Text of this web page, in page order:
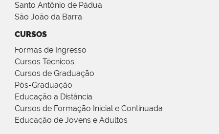
Santo Antônio de Pádua
São João da Barra
CURSOS
Formas de Ingresso
Cursos Técnicos
Cursos de Graduação
Pós-Graduação
Educação a Distância
Cursos de Formação Inicial e Continuada
Educação de Jovens e Adultos